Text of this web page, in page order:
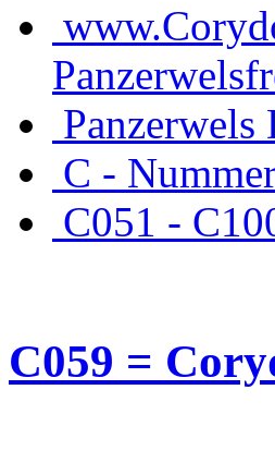
Panzerwels
C -
C051 -
C059 =